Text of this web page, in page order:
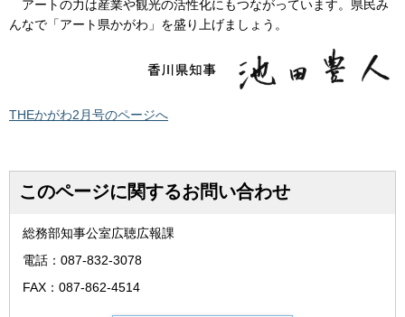
アートの力は産業や観光の活性化にもつながっています。県民み
んなで「アート県かがわ」を盛り上げましょう。
THEかがわ2月号のページへ
このページに関するお問い合わせ
総務部知事公室広聴広報課
電話：087-832-3078
FAX：087-862-4514